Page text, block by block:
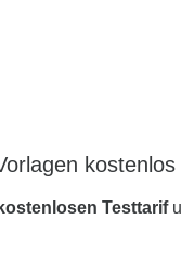
kostenlos
kostenlosen Testtarif